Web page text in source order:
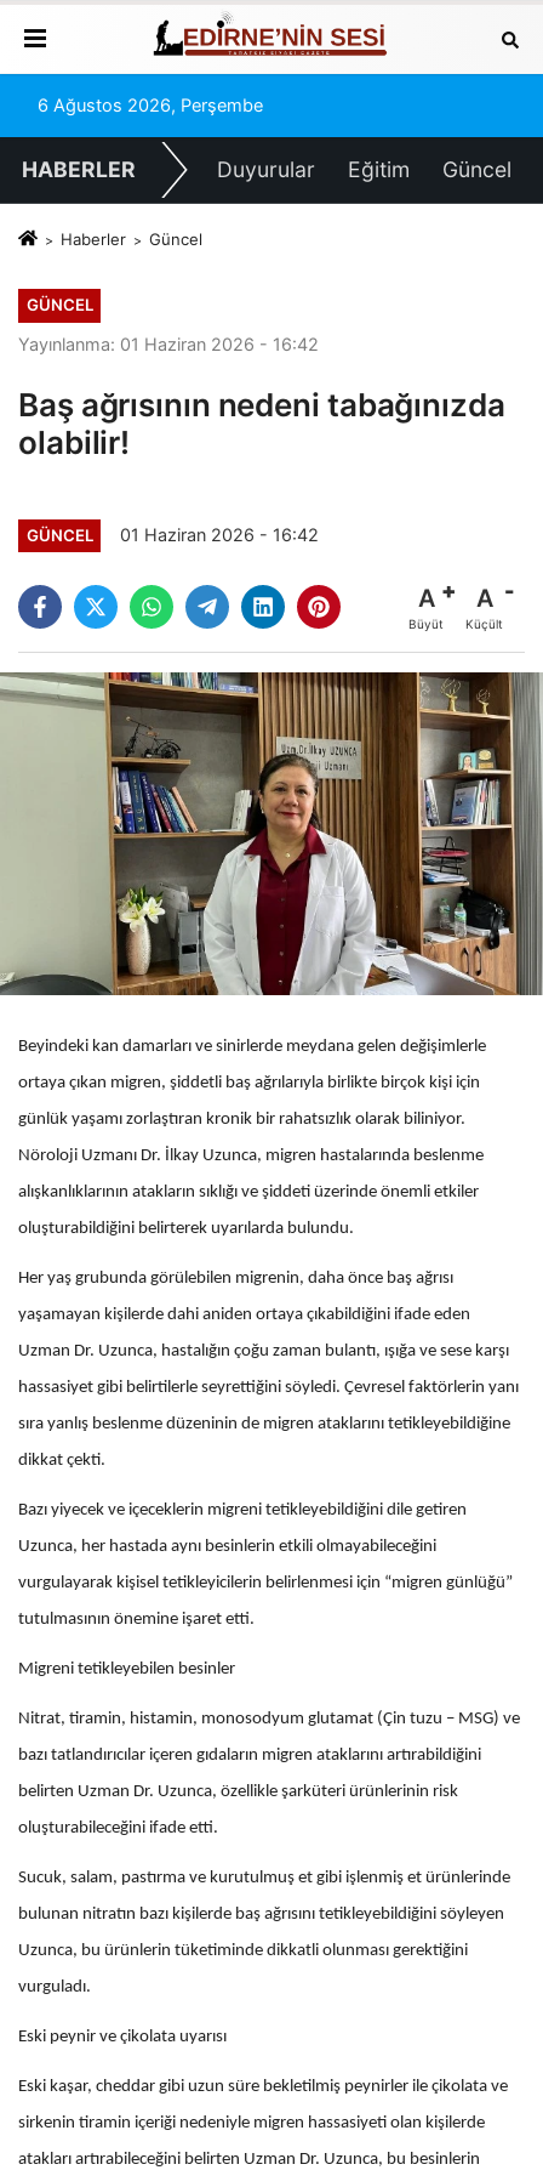
6 Ağustos 2026, Perşembe
HABERLER Duyurular Eğitim Güncel
Haberler Güncel
GÜNCEL
Yayınlanma: 01 Haziran 2026 - 16:42
Baş ağrısının nedeni tabağınızda
olabilir!
GÜNCEL 01 Haziran 2026 - 16:42
A
Büyüt
A
Küçült
Beyindeki kan damarları ve sinirlerde meydana gelen değişimlerle
ortaya çıkan migren, şiddetli baş ağrılarıyla birlikte birçok kişi için
günlük yaşamı zorlaştıran kronik bir rahatsızlık olarak biliniyor.
Nöroloji Uzmanı Dr. İlkay Uzunca, migren hastalarında beslenme
alışkanlıklarının atakların sıklığı ve şiddeti üzerinde önemli etkiler
oluşturabildiğini belirterek uyarılarda bulundu.
Her yaş grubunda görülebilen migrenin, daha önce baş ağrısı
yaşamayan kişilerde dahi aniden ortaya çıkabildiğini ifade eden
Uzman Dr. Uzunca, hastalığın çoğu zaman bulantı, ışığa ve sese karşı
hassasiyet gibi belirtilerle seyrettiğini söyledi. Çevresel faktörlerin yanı
sıra yanlış beslenme düzeninin de migren ataklarını tetikleyebildiğine
dikkat çekti.
Bazı yiyecek ve içeceklerin migreni tetikleyebildiğini dile getiren
Uzunca, her hastada aynı besinlerin etkili olmayabileceğini
vurgulayarak kişisel tetikleyicilerin belirlenmesi için “migren günlüğü”
tutulmasının önemine işaret etti.
Migreni tetikleyebilen besinler
Nitrat, tiramin, histamin, monosodyum glutamat (Çin tuzu – MSG) ve
bazı tatlandırıcılar içeren gıdaların migren ataklarını artırabildiğini
belirten Uzman Dr. Uzunca, özellikle şarküteri ürünlerinin risk
oluşturabileceğini ifade etti.
Sucuk, salam, pastırma ve kurutulmuş et gibi işlenmiş et ürünlerinde
bulunan nitratın bazı kişilerde baş ağrısını tetikleyebildiğini söyleyen
Uzunca, bu ürünlerin tüketiminde dikkatli olunması gerektiğini
vurguladı.
Eski peynir ve çikolata uyarısı
Eski kaşar, cheddar gibi uzun süre bekletilmiş peynirler ile çikolata ve
sirkenin tiramin içeriği nedeniyle migren hassasiyeti olan kişilerde
atakları artırabileceğini belirten Uzman Dr. Uzunca, bu besinlerin